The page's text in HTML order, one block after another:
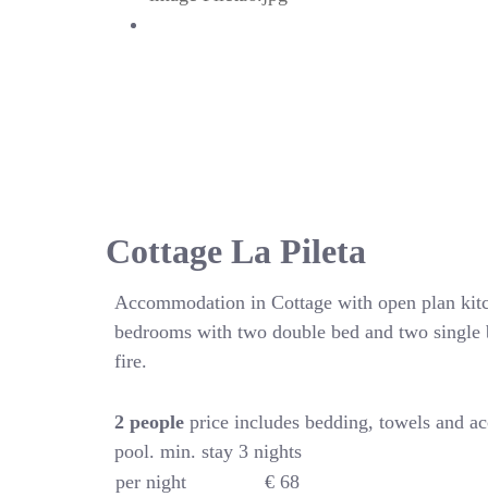
Cottage La Pileta
Accommodation in Cottage with open plan
bedrooms with two double bed and two
fire.
2 peopleprice includes bedding, towels and
pool. min. stay 3 nights
per night
€ 68